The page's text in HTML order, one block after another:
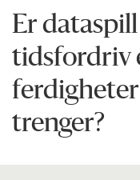
Er
tidsfordriv
trenger?